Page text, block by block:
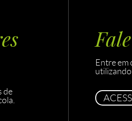
de
Entre em